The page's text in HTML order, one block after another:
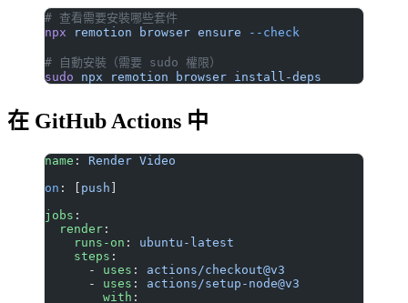
# 查看需要安裝哪些套件
npx remotion browser ensure --check
# 自動安裝（需要 sudo 權限）
sudo npx remotion browser install-deps
在 GitHub Actions 中
name : Render Video
on : [ push
jobs :
  render
:
    runs-on
: ubuntu-latest
    steps
:
      -
uses : actions/checkout@v3
      -
uses : actions/setup-node@v3
        with
: